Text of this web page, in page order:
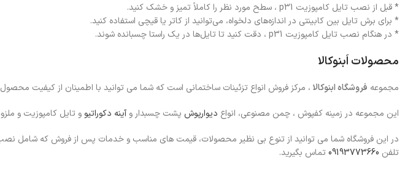
* قبل از نصب تایل کامپوزیت p31 ، سطح مورد نظر را کاملاً تمیز و خشک کنید.
* برای برش تایل‌ بین کابینتی در اندازه‌های دلخواه، می‌توانید از کاتر یا قیچی استفاده کنید.
* در هنگام نصب تایل کامپوزیت p31 ، دقت کنید تا تایل‌ها در یک راستا چسبانده شوند.
محصولات اَبنوکالا
مجموعه فروشگاه ابنوکالا ، مرکز فروش انواع تزئینات ساختمانی است که شما می توانید با اطمینان از کیفیت
این مجموعه در زمینه کفپوش ، چمن مصنوعی، انواع دیوارپوش پشت چسبدار و آینه دکوراتیو و تایل کامپوزیت و
در این فروشگاه شما می توانید از تنوع بی نظیر محصولات، قیمت های مناسب و خدمات پس از فروش که شامل نصب
تلفن 09193773660تماس بگیرید.